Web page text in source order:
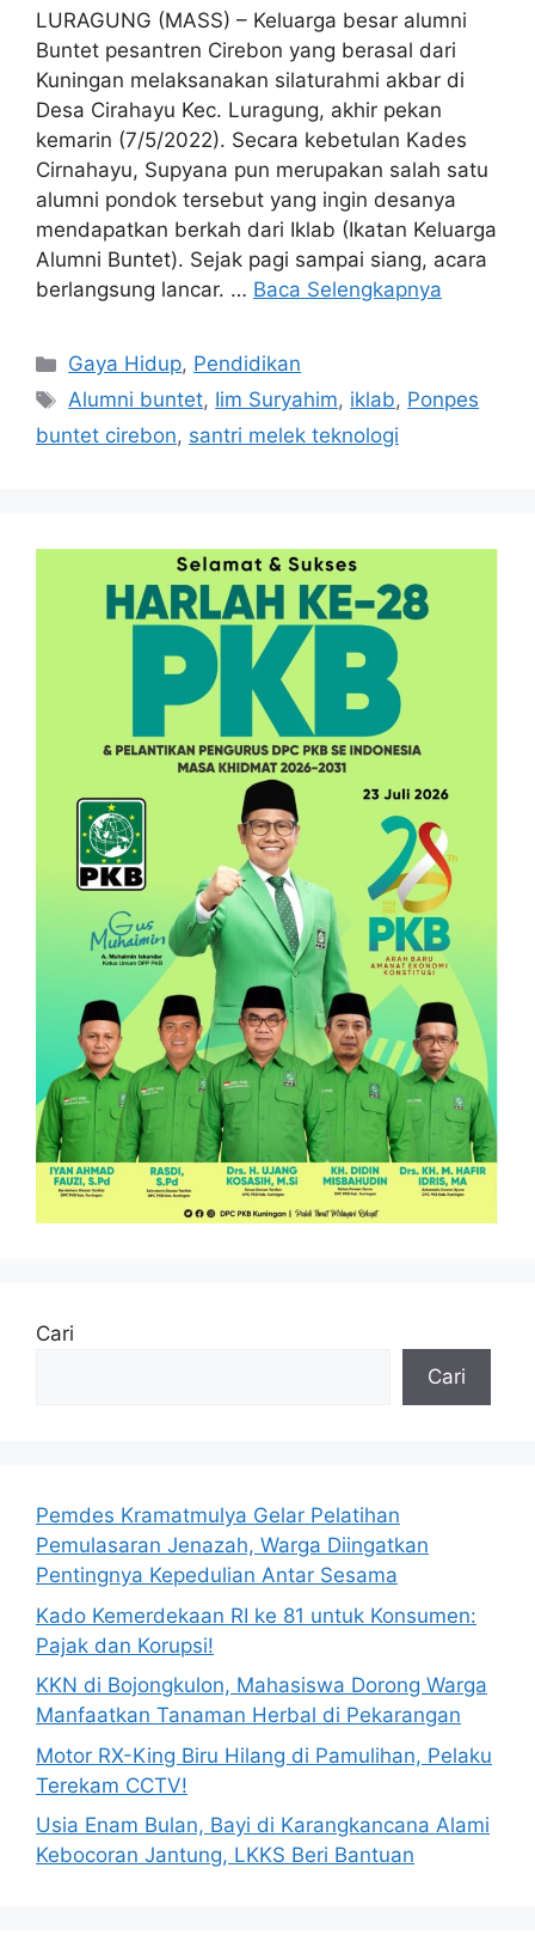
LURAGUNG (MASS) – Keluarga besar alumni
Buntet pesantren Cirebon yang berasal dari
Kuningan melaksanakan silaturahmi akbar di
Desa Cirahayu Kec. Luragung, akhir pekan
kemarin (7/5/2022). Secara kebetulan Kades
Cirnahayu, Supyana pun merupakan salah satu
alumni pondok tersebut yang ingin desanya
mendapatkan berkah dari Iklab (Ikatan Keluarga
Alumni Buntet). Sejak pagi sampai siang, acara
berlangsung lancar. … Baca Selengkapnya
Kategori
Gaya Hidup, Pendidikan
Tag
Alumni buntet, Iim Suryahim, iklab, Ponpes
buntet cirebon, santri melek teknologi
Cari
Cari
Pemdes Kramatmulya Gelar Pelatihan
Pemulasaran Jenazah, Warga Diingatkan
Pentingnya Kepedulian Antar Sesama
Kado Kemerdekaan RI ke 81 untuk Konsumen:
Pajak dan Korupsi!
KKN di Bojongkulon, Mahasiswa Dorong Warga
Manfaatkan Tanaman Herbal di Pekarangan
Motor RX-King Biru Hilang di Pamulihan, Pelaku
Terekam CCTV!
Usia Enam Bulan, Bayi di Karangkancana Alami
Kebocoran Jantung, LKKS Beri Bantuan